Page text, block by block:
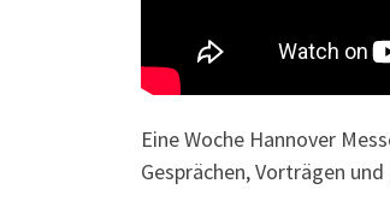
Eine Woche Hannover
Gesprächen, Vorträgen